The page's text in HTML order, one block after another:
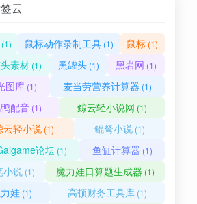
云
鼠标动作录制工具(1) 鼠标 (1)
素材 (1) 黑罐头 (1) 黑岩网 (1)
图库 (1) 麦当劳营养计算器 (1)
配音 (1) 鲸云轻小说网 (1)
云轻小说(1) 鲲弩小说(1)
论坛(1) 鱼缸计算器 (1)
小说(1) 魔力娃口算题生成器 (1)
娃 (1) 高顿财务工具库 (1)